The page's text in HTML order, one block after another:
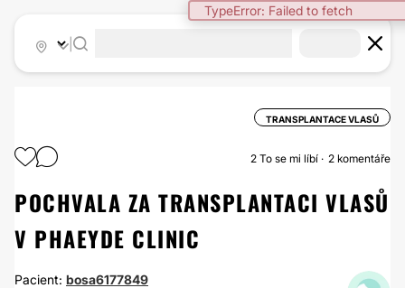
TypeError: Failed to fetch
TRANSPLANTACE VLASŮ
2 To se mi líbí 2 komentáře
POCHVALA ZA TRANSPLANTACI VLASŮ
V PHAEYDE CLINIC
Pacient: bosa6177849